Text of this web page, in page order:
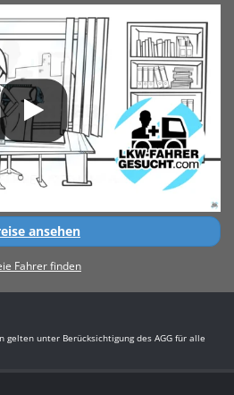
ansehen
Fahrer finden
gelten unter Berücksichtigung des AGG für alle